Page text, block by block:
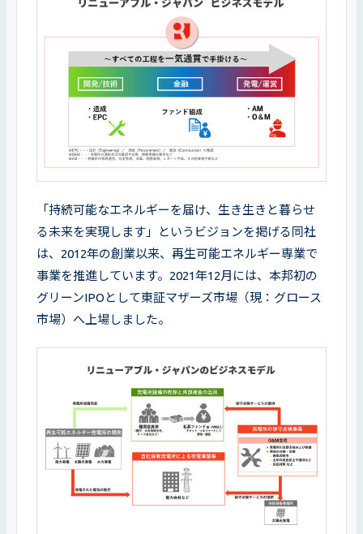
「持続可能なエネルギーを届け、生き生きと暮らせ
る未来を実現します」というビジョンを掲げる同社
は、2012年の創業以来、再生可能エネルギー専業で
事業を推進しています。2021年12月には、本邦初の
グリーンIPOとして東証マザーズ市場（現：グロース
市場）へ上場しました。